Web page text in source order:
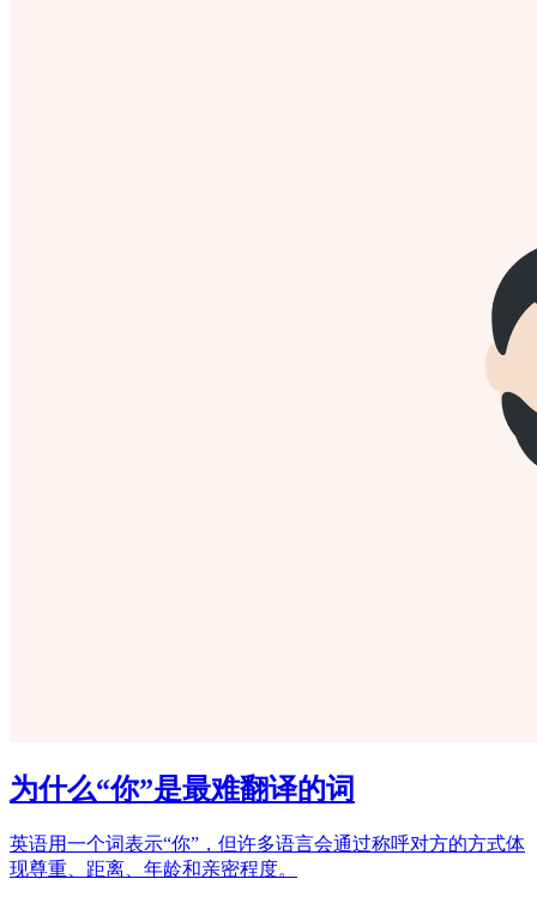
为什么“你”是最难翻译的词
英语用一个词表示“你”，但许多语言会通过称呼对方的方式体
现尊重、距离、年龄和亲密程度。